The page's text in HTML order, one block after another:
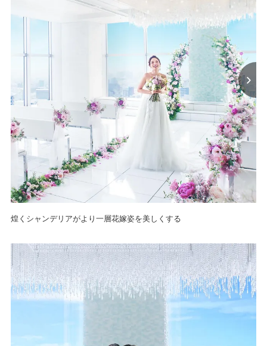
煌くシャンデリアがより一層花嫁姿を美しくする